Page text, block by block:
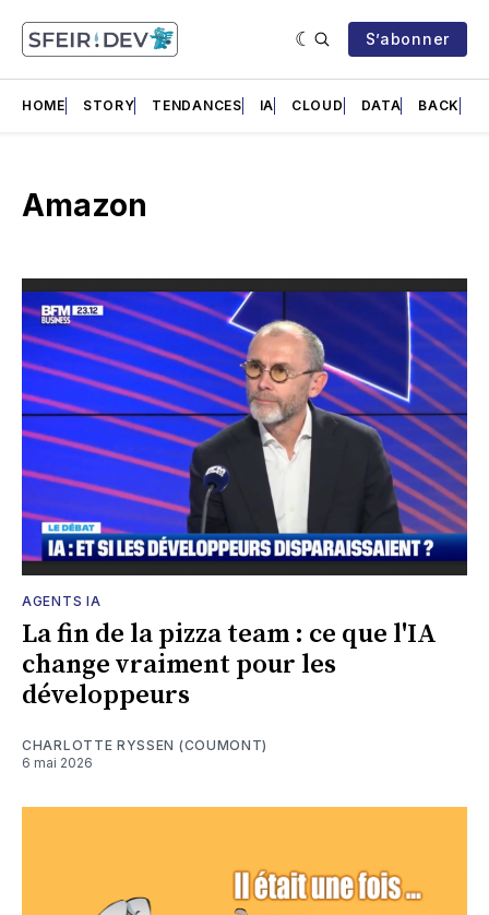
S’abonner
HOME STORY TENDANCES IA CLOUD DATA BACK
Amazon
AGENTS IA
La fin de la pizza team : ce que l'IA
change vraiment pour les
développeurs
CHARLOTTE RYSSEN (COUMONT)
6 mai 2026